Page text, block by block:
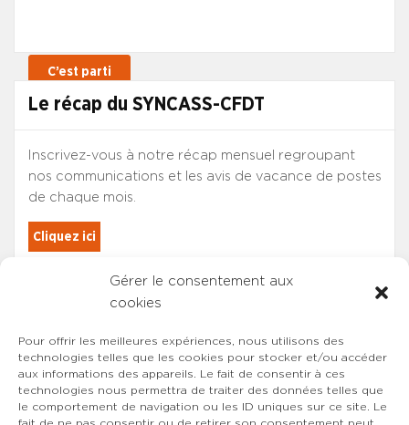
Gérer le consentement aux
cookies
Pour offrir les meilleures expériences, nous utilisons des
technologies telles que les cookies pour stocker et/ou accéder
aux informations des appareils. Le fait de consentir à ces
technologies nous permettra de traiter des données telles que
le comportement de navigation ou les ID uniques sur ce site. Le
Le récap du SYNCASS-CFDT
Inscrivez-vous à notre récap mensuel regroupant
nos communications et les avis de vacance de postes
de chaque mois.
Cliquez ici
Les adhérents du SYNCASS-CFDT
sont automatiquement inscrits.